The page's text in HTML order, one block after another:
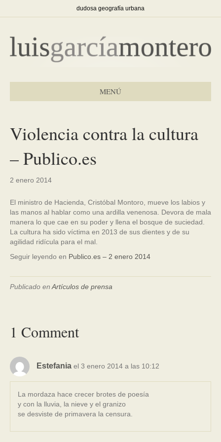
dudosa geografía urbana
MENÚ
Violencia contra la cultura
– Publico.es
2 enero 2014
El ministro de Hacienda, Cristóbal Montoro, mueve los labios y
las manos al hablar como una ardilla venenosa. Devora de mala
manera lo que cae en su poder y llena el bosque de suciedad.
La cultura ha sido víctima en 2013 de sus dientes y de su
agilidad ridícula para el mal.
Seguir leyendo en Publico.es – 2 enero 2014
Publicado en Artículos de prensa
1 Comment
Estefania el 3 enero 2014 a las 10:12
La mordaza hace crecer brotes de poesía
y con la lluvia, la nieve y el granizo
se desviste de primavera la censura.